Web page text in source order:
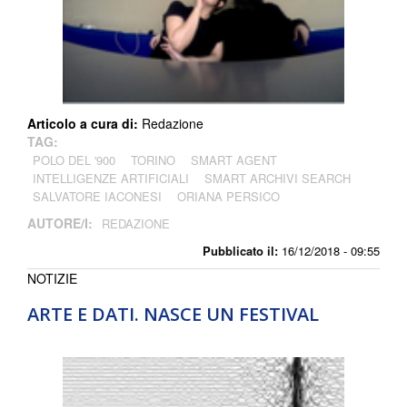
Pubblicato il: 16/12/2018 - 09:55
Articolo a cura di: Redazione
TAG:
POLO DEL '900 TORINO
SMART AGENT
INTELLIGENZE ARTIFICIALI
SMART ARCHIVI SEARCH
SALVATORE IACONESI
ORIANA PERSICO
AUTORE/I: REDAZIONE
ARTE E DATI. NASCE UN FESTIVAL
NOTIZIE